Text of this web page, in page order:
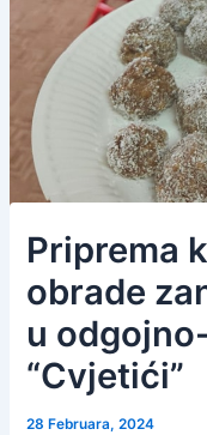
Priprema
obrade
u
“Cvjetići”
28 Februara, 2024